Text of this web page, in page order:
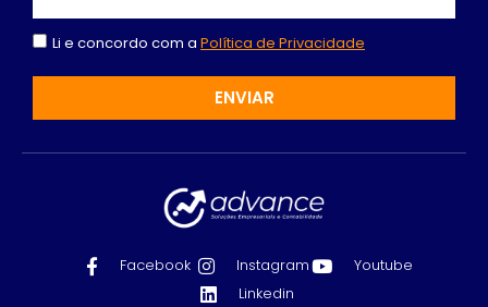
Li e concordo com a Política de Privacidade
ENVIAR
Facebook Instagram
Youtube
Linkedin